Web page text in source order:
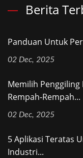
Berita
Panduan Untuk
02 Dec, 2025
Memilih
Rempah-Rempah...
02 Dec, 2025
5 Aplikasi Teratas
Industri...